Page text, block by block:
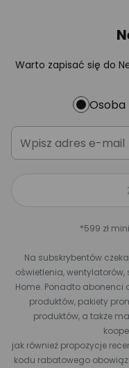
Warto zapisać się do
*599 zł
Na subskrybentów
oświetlenia,
Home. Ponadto abonenci
produktów, pakiety
produktów, a także
jak również propozycje
kodu rabatowego